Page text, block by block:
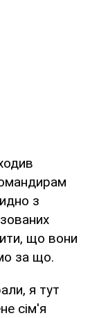
з
що вони
за що.
я тут
сім'я